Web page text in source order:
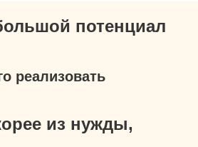
потенциал
реализовать
из нужды,